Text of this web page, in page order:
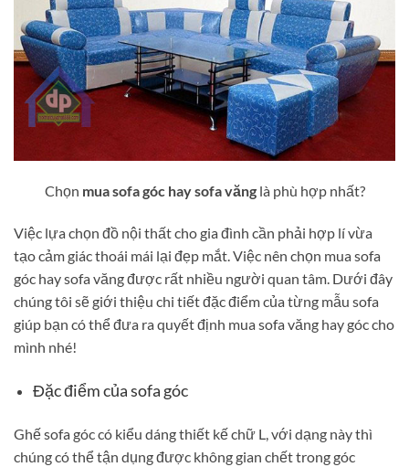
Chọn mua sofa góc hay sofa vănglà phù hợp nhất?
Việc lựa chọn đồ nội thất cho gia đình cần phải hợp lí vừa
tạo cảm giác thoái mái lại đẹp mắt. Việc nên chọn mua sofa
góc hay sofa văng được rất nhiều người quan tâm. Dưới đây
chúng tôi sẽ giới thiệu chi tiết đặc điểm của từng mẫu sofa
giúp bạn có thể đưa ra quyết định mua sofa văng hay góc cho
mình nhé!
Đặc điểm của sofa góc
Ghế sofa góc có kiểu dáng thiết kế chữ L, với dạng này thì
chúng có thể tận dụng được không gian chết trong góc